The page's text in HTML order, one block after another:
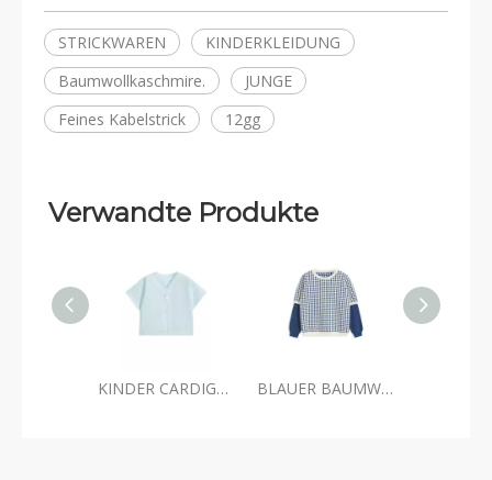
STRICKWAREN
KINDERKLEIDUNG
Baumwollkaschmire.
JUNGE
Feines Kabelstrick
12gg
Verwandte Produkte
KINDER CARDIGAN KURZARM MIT ZWEI KNÖPFEN BLAUER BAUMWOLLE KASCHMIR SCHACHBOARD PATCHWORK PULLOVER FÜR JUNGEN